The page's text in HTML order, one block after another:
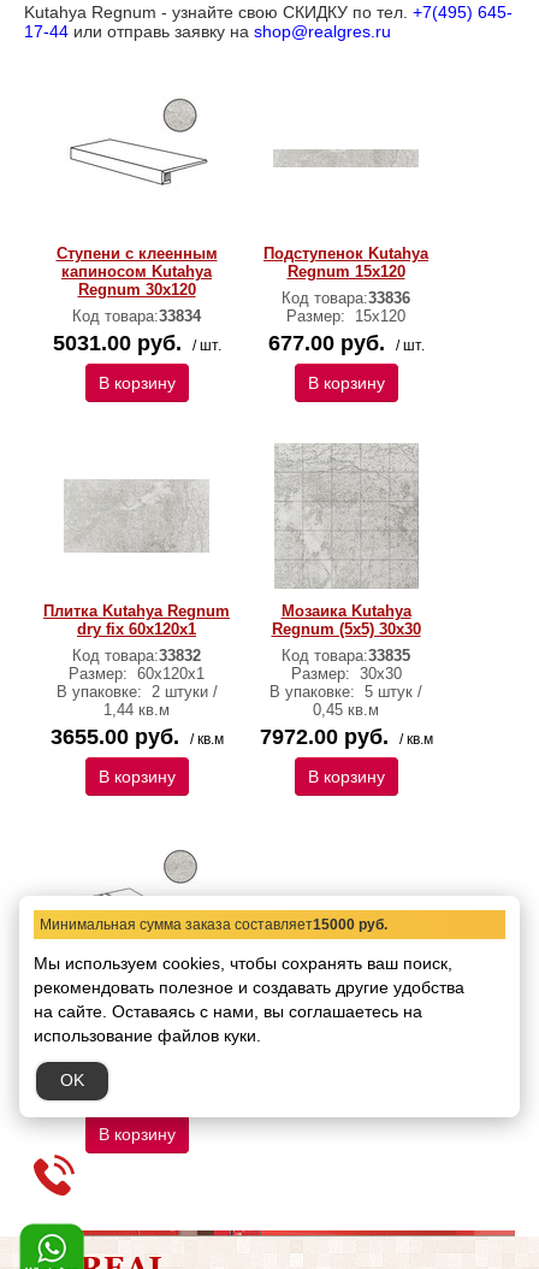
Kutahya Regnum - узнайте свою СКИДКУ по тел. +7(495) 645-
17-44 или отправь заявку на shop@realgres.ru
Ступени c клеенным
капиносом Kutahya
Regnum 30x120
Код товара:33834
5031.00 руб. / шт.
В корзину
Подступенок Kutahya
Regnum 15х120
Код товара:33836
Размер:
15х120
677.00 руб. / шт.
В корзину
Плитка Kutahya Regnum
dry fix 60х120х1
Код товара:33832
Размер: 60х120х1
В упаковке:
2 штуки /
1,44 кв.м
3655.00 руб. / кв.м
В корзину
Мозаика Kutahya
Regnum (5х5) 30x30
Код товара:33835
Размер: 30х30
В упаковке: 5 штук /
0,45 кв.м
7972.00 руб. / кв.м
В корзину
Cтупени c насечками
Kutahya Regnum 30x120
33833
Размер:
1870.00 руб.
В корзину
Минимальная сумма заказа составляет15000 руб.
Мы используем cookies, чтобы сохранять ваш поиск,
рекомендовать полезное и создавать другие удобства
на сайте. Оставаясь с нами, вы соглашаетесь на
использование файлов куки.
OK